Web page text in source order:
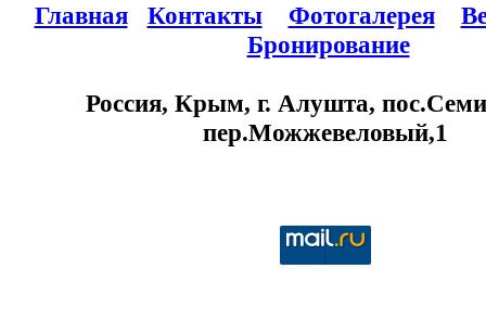
Главная
Контакты Фотогалерея
Бронирование
Россия, Крым, г. Алушта,
пер.Можжевеловый,1